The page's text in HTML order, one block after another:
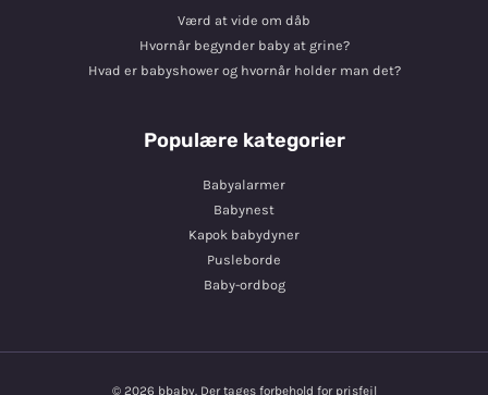
Værd at vide om dåb
Hvornår begynder baby at grine?
Hvad er babyshower og hvornår holder man det?
Populære kategorier
Babyalarmer
Babynest
Kapok babydyner
Pusleborde
Baby-ordbog
© 2026 bbaby. Der tages forbehold for prisfejl